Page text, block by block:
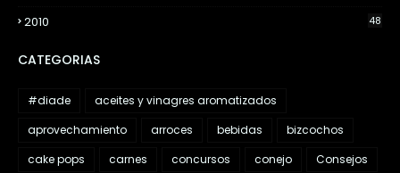
2010 48
CATEGORIAS
#diade
aceites y vinagres aromatizados
aprovechamiento
arroces bebidas
bizcochos
cake pops
carnes concursos conejo
Consejos